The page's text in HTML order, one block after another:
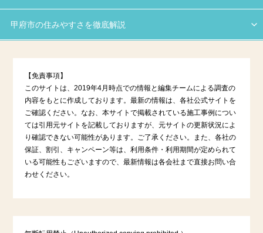
甲府市の住みやすさを徹底解説
【免責事項】
このサイトは、2019年4月時点での情報と編集チームによる調査の
内容をもとに作成しております。最新の情報は、各社公式サイトを
ご確認ください。なお、本サイトで掲載されている施工事例につい
ては引用元サイトを記載しておりますが、元サイトの更新状況によ
り確認できない可能性があります。ご了承ください。また、各社の
保証、割引、キャンペーン等は、利用条件・利用期間が定められて
いる可能性もございますので、最新情報は各会社まで直接お問い合
わせください。